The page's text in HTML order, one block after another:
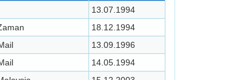
13.07.1994
18.12.1994
13.09.1996
14.05.1994